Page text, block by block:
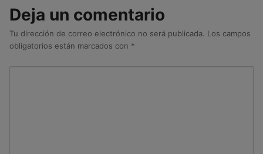
Deja un comentario
Tu dirección de correo electrónico no será publicada. Los campos
obligatorios están marcados con *